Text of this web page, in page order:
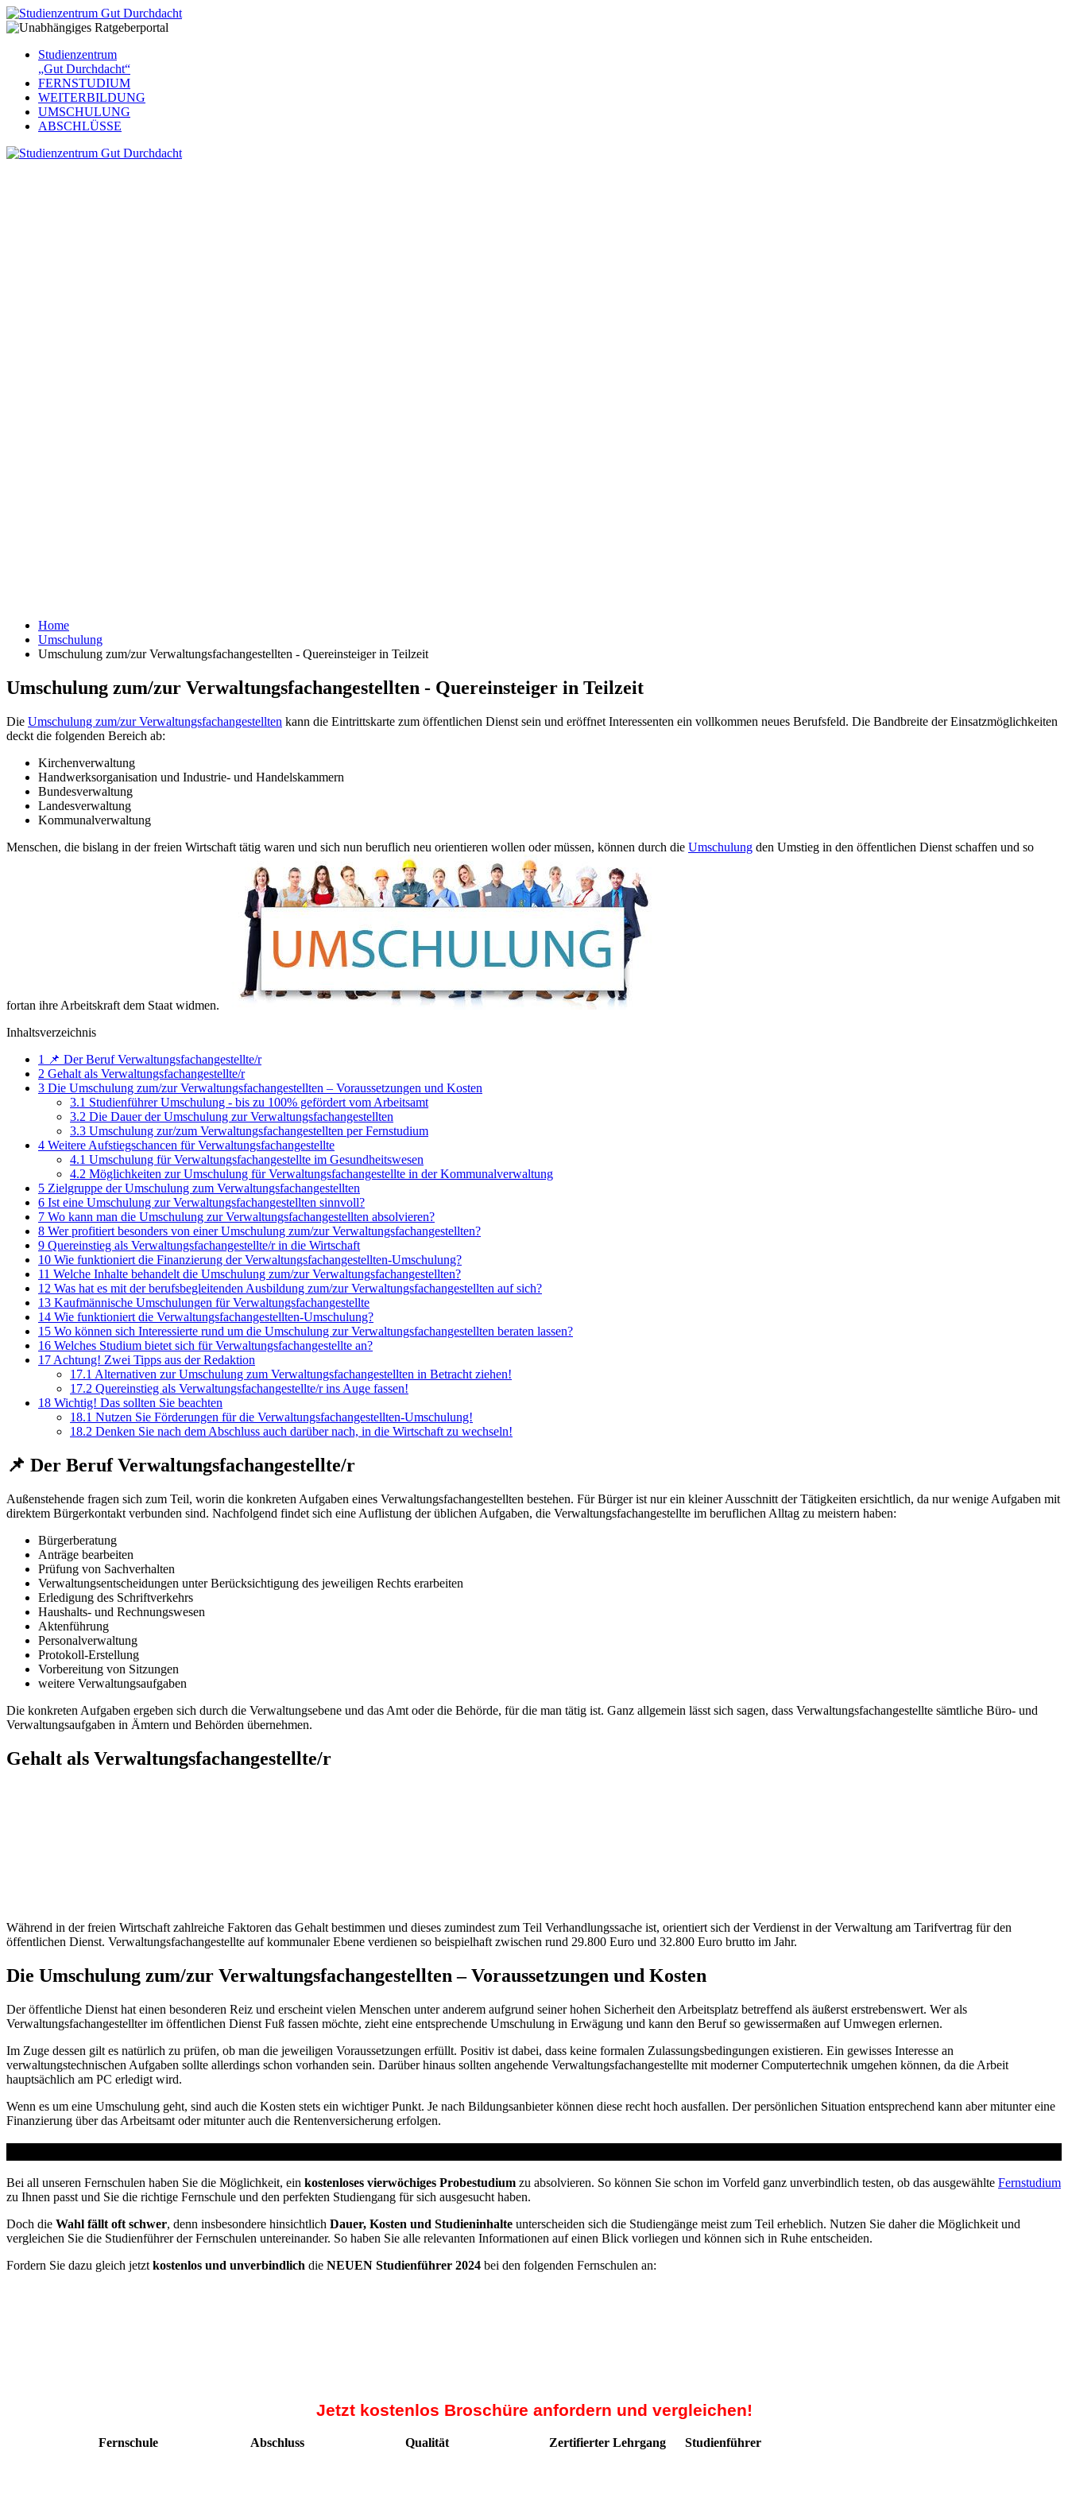
Studienzentrum
„Gut Durchdacht“
FERNSTUDIUM
WEITERBILDUNG
UMSCHULUNG
ABSCHLÜSSE
Home
Umschulung
Umschulung zum/zur Verwaltungsfachangestellten - Quereinsteiger in Teilzeit
Umschulung zum/zur Verwaltungsfachangestellten - Quereinsteiger in Teilzeit
Die Umschulung zum/zur Verwaltungsfachangestellten kann die Eintrittskarte zum öffentlichen Dienst sein und eröffnet Interessenten ein vollkommen neues Berufsfeld. Die Bandbreite der Einsatzmöglichkeiten
deckt die folgenden Bereich ab:
Kirchenverwaltung
Handwerksorganisation und Industrie- und Handelskammern
Bundesverwaltung
Landesverwaltung
Kommunalverwaltung
Menschen, die bislang in der freien Wirtschaft tätig waren und sich nun beruflich neu orientieren wollen oder müssen, können durch die Umschulung den Umstieg in den öffentlichen Dienst schaffen und so
fortan ihre Arbeitskraft dem Staat widmen.
Inhaltsverzeichnis
1
📌 Der Beruf Verwaltungsfachangestellte/r
2 Gehalt als Verwaltungsfachangestellte/r
3 Die Umschulung zum/zur Verwaltungsfachangestellten – Voraussetzungen und Kosten
3.1 Studienführer Umschulung - bis zu 100% gefördert vom Arbeitsamt
3.2 Die Dauer der Umschulung zur Verwaltungsfachangestellten
3.3 Umschulung zur/zum Verwaltungsfachangestellten per Fernstudium
4 Weitere Aufstiegschancen für Verwaltungsfachangestellte
4.1 Umschulung für Verwaltungsfachangestellte im Gesundheitswesen
4.2 Möglichkeiten zur Umschulung für Verwaltungsfachangestellte in der Kommunalverwaltung
5 Zielgruppe der Umschulung zum Verwaltungsfachangestellten
6 Ist eine Umschulung zur Verwaltungsfachangestellten sinnvoll?
7 Wo kann man die Umschulung zur Verwaltungsfachangestellten absolvieren?
8 Wer profitiert besonders von einer Umschulung zum/zur Verwaltungsfachangestellten?
9 Quereinstieg als Verwaltungsfachangestellte/r in die Wirtschaft
10 Wie funktioniert die Finanzierung der Verwaltungsfachangestellten-Umschulung?
11 Welche Inhalte behandelt die Umschulung zum/zur Verwaltungsfachangestellten?
12 Was hat es mit der berufsbegleitenden Ausbildung zum/zur Verwaltungsfachangestellten auf sich?
13 Kaufmännische Umschulungen für Verwaltungsfachangestellte
14 Wie funktioniert die Verwaltungsfachangestellten-Umschulung?
15 Wo können sich Interessierte rund um die Umschulung zur Verwaltungsfachangestellten beraten lassen?
16 Welches Studium bietet sich für Verwaltungsfachangestellte an?
17 Achtung! Zwei Tipps aus der Redaktion
17.1 Alternativen zur Umschulung zum Verwaltungsfachangestellten in Betracht ziehen!
17.2 Quereinstieg als Verwaltungsfachangestellte/r ins Auge fassen!
18 Wichtig! Das sollten Sie beachten
18.1 Nutzen Sie Förderungen für die Verwaltungsfachangestellten-Umschulung!
18.2 Denken Sie nach dem Abschluss auch darüber nach, in die Wirtschaft zu wechseln!
📌 Der Beruf Verwaltungsfachangestellte/r
Außenstehende fragen sich zum Teil, worin die konkreten Aufgaben eines Verwaltungsfachangestellten bestehen. Für Bürger ist nur ein kleiner Ausschnitt der Tätigkeiten ersichtlich, da nur wenige Aufgaben mit
direktem Bürgerkontakt verbunden sind. Nachfolgend findet sich eine Auflistung der üblichen Aufgaben, die Verwaltungsfachangestellte im beruflichen Alltag zu meistern haben:
Bürgerberatung
Anträge bearbeiten
Prüfung von Sachverhalten
Verwaltungsentscheidungen unter Berücksichtigung des jeweiligen Rechts erarbeiten
Erledigung des Schriftverkehrs
Haushalts- und Rechnungswesen
Aktenführung
Personalverwaltung
Protokoll-Erstellung
Vorbereitung von Sitzungen
weitere Verwaltungsaufgaben
Die konkreten Aufgaben ergeben sich durch die Verwaltungsebene und das Amt oder die Behörde, für die man tätig ist. Ganz allgemein lässt sich sagen, dass Verwaltungsfachangestellte sämtliche Büro- und
Verwaltungsaufgaben in Ämtern und Behörden übernehmen.
Gehalt als Verwaltungsfachangestellte/r
Während in der freien Wirtschaft zahlreiche Faktoren das Gehalt bestimmen und dieses zumindest zum Teil Verhandlungssache ist, orientiert sich der Verdienst in der Verwaltung am Tarifvertrag für den
öffentlichen Dienst. Verwaltungsfachangestellte auf kommunaler Ebene verdienen so beispielhaft zwischen rund 29.800 Euro und 32.800 Euro brutto im Jahr.
Die Umschulung zum/zur Verwaltungsfachangestellten – Voraussetzungen und Kosten
Der öffentliche Dienst hat einen besonderen Reiz und erscheint vielen Menschen unter anderem aufgrund seiner hohen Sicherheit den Arbeitsplatz betreffend als äußerst erstrebenswert. Wer als
Verwaltungsfachangestellter im öffentlichen Dienst Fuß fassen möchte, zieht eine entsprechende Umschulung in Erwägung und kann den Beruf so gewissermaßen auf Umwegen erlernen.
Im Zuge dessen gilt es natürlich zu prüfen, ob man die jeweiligen Voraussetzungen erfüllt. Positiv ist dabei, dass keine formalen Zulassungsbedingungen existieren. Ein gewisses Interesse an
verwaltungstechnischen Aufgaben sollte allerdings schon vorhanden sein. Darüber hinaus sollten angehende Verwaltungsfachangestellte mit moderner Computertechnik umgehen können, da die Arbeit
hauptsächlich am PC erledigt wird.
Wenn es um eine Umschulung geht, sind auch die Kosten stets ein wichtiger Punkt. Je nach Bildungsanbieter können diese recht hoch ausfallen. Der persönlichen Situation entsprechend kann aber mitunter eine
Finanzierung über das Arbeitsamt oder mitunter auch die Rentenversicherung erfolgen.
Bei all unseren Fernschulen haben Sie die Möglichkeit, ein kostenloses vierwöchiges Probestudium zu absolvieren. So können Sie schon im Vorfeld ganz unverbindlich testen, ob das ausgewählte Fernstudium
zu Ihnen passt und Sie die richtige Fernschule und den perfekten Studiengang für sich ausgesucht haben.
Doch die Wahl fällt oft schwer, denn insbesondere hinsichtlich Dauer, Kosten und Studieninhalte unterscheiden sich die Studiengänge meist zum Teil erheblich. Nutzen Sie daher die Möglichkeit und
vergleichen Sie die Studienführer der Fernschulen untereinander. So haben Sie alle relevanten Informationen auf einen Blick vorliegen und können sich in Ruhe entscheiden.
Fordern Sie dazu gleich jetzt kostenlos und unverbindlich die NEUEN Studienführer 2024 bei den folgenden Fernschulen an:
Jetzt kostenlos Broschüre anfordern und vergleichen!
Fernschule Abschluss Qualität Zertifierter Lehrgang Studienführer